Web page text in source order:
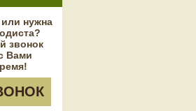
нужна
звонок
Вами